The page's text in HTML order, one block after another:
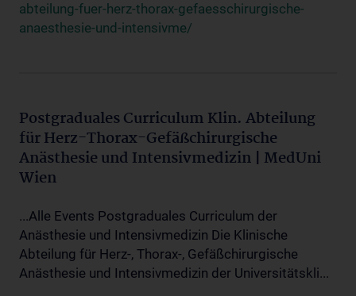
abteilung-fuer-herz-thorax-gefaesschirurgische-
anaesthesie-und-intensivme/
Postgraduales Curriculum Klin. Abteilung
für Herz-Thorax-Gefäßchirurgische
Anästhesie und Intensivmedizin | MedUni
Wien
...Alle Events Postgraduales Curriculum der
Anästhesie und Intensivmedizin Die Klinische
Abteilung für Herz-, Thorax-, Gefäßchirurgische
Anästhesie und Intensivmedizin der Universitätskli...